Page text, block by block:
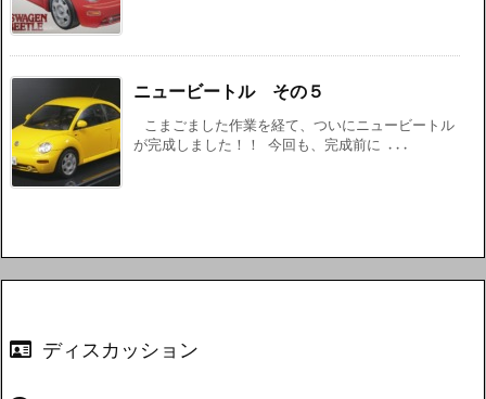
ニュービートル その５
こまごました作業を経て、ついにニュービートル
が完成しました！！ 今回も、完成前に ...
ディスカッション